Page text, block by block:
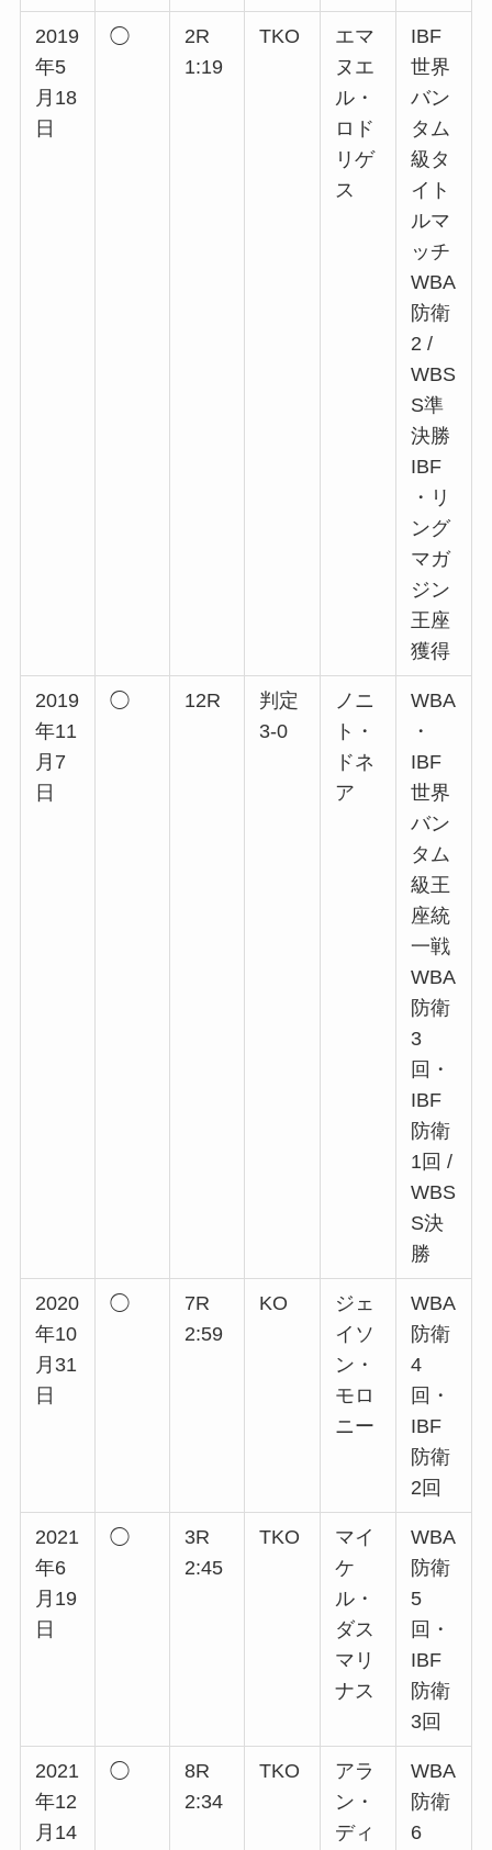
2019
年5
月18
日
◯
2R
1:19
TKO
エマ
ヌエ
ル・
ロド
リゲ
ス
IBF
世界
バン
タム
級タ
イト
ルマ
ッチ
WBA
防衛
2 /
WBS
S準
決勝
IBF
・リ
ング
マガ
ジン
王座
獲得
2019
年11
月7
日
◯ 12R
判定
3-0
ノニ
ト・
ドネ
ア
WBA
・
IBF
世界
バン
タム
級王
座統
一戦
WBA
防衛
3
回・
IBF
防衛
1回 /
WBS
S決
勝
2020
年10
月31
日
◯
7R
2:59
KO
ジェ
イソ
ン・
モロ
ニー
WBA
防衛
4
回・
IBF
防衛
2回
2021
年6
月19
日
◯
3R
2:45
TKO
マイ
ケ
ル・
ダス
マリ
ナス
WBA
防衛
5
回・
IBF
防衛
3回
2021
年12
月14
◯
8R
2:34
TKO
アラ
ン・
ディ
WBA
防衛
6